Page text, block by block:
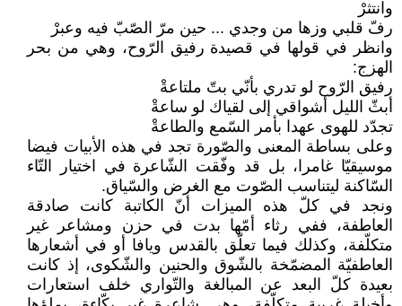
وانتثرْ
رفّ قلبي وزها من وجدي ... حين مرّ الصّبّ فيه وعبرْ
وانظر في قولها في قصيدة رفيق الرّوح، وهي من بحر
الهزج:
رفيق الرّوح لو تدري بأنّي بتّ ملتاعةْ
أبثّ الليل أشواقي إلى لقياك لو ساعةْ
تجدّد للهوى عهدا بأمر السّمع والطاعةْ
وعلى بساطة المعنى والصّورة تجد في هذه الأبيات فيضا
موسيقيّا غامرا، بل قد وفّقت الشّاعرة في اختيار التّاء
السّاكنة ليتناسب الصّوت مع الغرض والسّياق.
ونجد في كلّ هذه الميزات أنّ الكاتبة كانت صادقة
العاطفة، ففي رثاء أمّها بدت في حزن ومشاعر غير
متكلّفة، وكذلك فيما تعلّق بالقدس ويافا أو في أشعارها
العاطفيّة المضمّخة بالشّوق والحنين والشّكوى، إذ كانت
بعيدة كلّ البعد عن المبالغة والتّواري خلف استعارات